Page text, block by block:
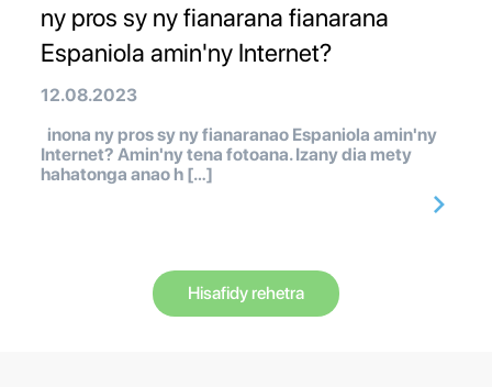
ny pros sy ny fianarana fianarana
Espaniola amin'ny Internet?
12.08.2023
inona ny pros sy ny fianaranao Espaniola amin'ny
Internet? Amin'ny tena fotoana. Izany dia mety
hahatonga anao h […]
Hisafidy rehetra